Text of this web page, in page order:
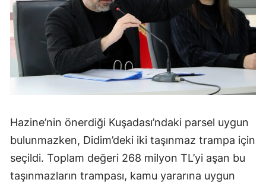
Hazine’nin önerdiği Kuşadası’ndaki parsel uygun
bulunmazken, Didim’deki iki taşınmaz trampa için
seçildi. Toplam değeri 268 milyon TL’yi aşan bu
taşınmazların trampası, kamu yararına uygun